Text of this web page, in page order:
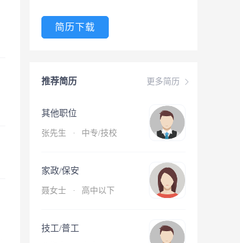
简历下载
更多简历
推荐简历
其他职位
张先生 · 中专/技校
家政/保安
聂女士 · 高中以下
技工/普工